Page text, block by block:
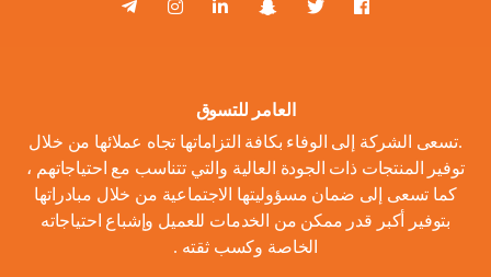
العامر للتسوق
.تسعى الشركة إلى الوفاء بكافة التزاماتها تجاه عملائها من خلال
توفير المنتجات ذات الجودة العالية والتي تتناسب مع احتياجاتهم ،
كما تسعى إلى ضمان مسؤوليتها الاجتماعية من خلال مبادراتها
بتوفير أكبر قدر ممكن من الخدمات للعميل وإشباع احتياجاته
الخاصة وكسب ثقته .